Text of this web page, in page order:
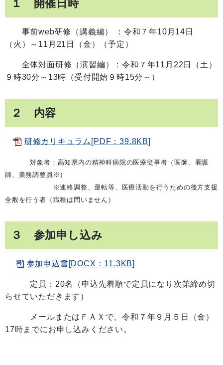
１ 開催日時
事前web研修（講義編） ：令和７年10月14日
（火）～11月21日（金）（予定）
全体対面研修（演習編）：令和７年11月22日（土）
９時30分～13時（受付開始９時15分～）
２ 内容
研修カリキュラム[PDF：39.8KB]
対象者：高知県内の精神科病院の医療従事者（医師、看護
師、業務調整員※）
※連絡調整、運転等、医療活動を行うための後方支援
全般を行う者（職種は問いません）
３ 参加申し込み
参加申込書[DOCX：11.3KB]
定員：20名（申込先着順で定員になり次第締め切
らせていただきます）
メールまたはＦＡＸで、令和７年９月５日（金）
17時までにお申し込みください。